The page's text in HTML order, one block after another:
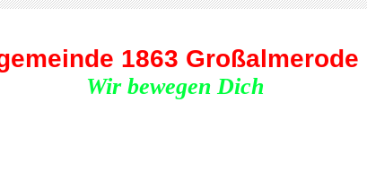
1863 Großalmerode
bewegen Dich